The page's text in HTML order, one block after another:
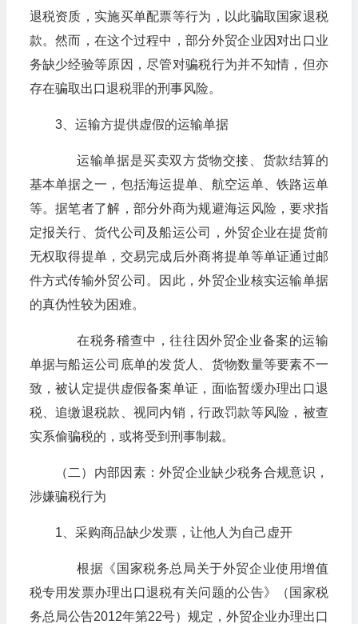
退税资质，实施买单配票等行为，以此骗取国家退税
款。然而，在这个过程中，部分外贸企业因对出口业
务缺少经验等原因，尽管对骗税行为并不知情，但亦
存在骗取出口退税罪的刑事风险。
3、运输方提供虚假的运输单据
运输单据是买卖双方货物交接、货款结算的
基本单据之一，包括海运提单、航空运单、铁路运单
等。据笔者了解，部分外商为规避海运风险，要求指
定报关行、货代公司及船运公司，外贸企业在提货前
无权取得提单，交易完成后外商将提单等单证通过邮
件方式传输外贸公司。因此，外贸企业核实运输单据
的真伪性较为困难。
在税务稽查中，往往因外贸企业备案的运输
单据与船运公司底单的发货人、货物数量等要素不一
致，被认定提供虚假备案单证，面临暂缓办理出口退
税、追缴退税款、视同内销，行政罚款等风险，被查
实系偷骗税的，或将受到刑事制裁。
（二）内部因素：外贸企业缺少税务合规意识，
涉嫌骗税行为
1、采购商品缺少发票，让他人为自己虚开
根据《国家税务总局关于外贸企业使用增值
税专用发票办理出口退税有关问题的公告》（国家税
务总局公告2012年第22号）规定，外贸企业办理出口